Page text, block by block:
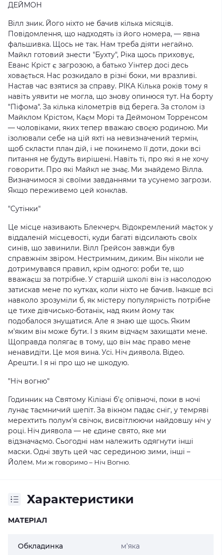
ДЕЙМОН
Вілл зник. Його ніхто не бачив кілька місяців.
Повідомлення, що надходять із його номера, — явна
фальшивка. Щось не так. Нам треба діяти негайно.
Майкл готовий знести "Бухту", Ріка щось приховує,
Еванс Кріст є загрозою, а батько Уінтер досі десь
ховається. Нас розкидало в різні боки, ми вразливі.
Настав час взятися за справу. РІКА Кілька років тому я
навіть уявити не могла, що знову опинюся тут. На борту
"Піфома". За кілька кілометрів від берега. За столом із
Майклом Крістом, Каєм Морі та Деймоном Торренсом
— чоловіками, яких тепер вважаю своєю родиною. Ми
ізолювали себе на цій яхті на невизначений термін,
щоб скласти план дій, і не покинемо її доти, доки всі
питання не будуть вирішені. Навіть ті, про які я не хочу
говорити. Про які Майкл не знає. Ми знайдемо Вілла.
Визначимося зі своїми завданнями та усунемо загрози.
Якщо переживемо цей конклав.
"Сутінки"
Це місце називають Блекчерч. Відокремлений маєток у
віддаленій місцевості, куди багаті відсилають своїх
синів, що завинили. Вілл Грейсон завжди був
справжнім звіром. Нестримним, диким. Він ніколи не
дотримувався правил, крім одного: роби те, що
вважаєш за потрібне. У старшій школі він із насолодою
затискав мене по кутках, коли ніхто не бачив. Інакше всі
навколо зрозуміли б, як містеру популярність потрібне
це тихе дівчисько-ботанік, над яким йому так
подобалося знущатися. Але я знаю ще щось. Яким
м'яким він може бути. І з яким відчаєм захищати мене.
Щоправда полягає в тому, що він має право мене
ненавидіти. Це моя вина. Усі. Ніч диявола. Відео.
Арешти. І я ні про що не шкодую.
"Ніч вогню"
Годинник на Святому Кіліані б'є опівночі, поки в ночі
лунає таємничий шепіт. За вікном падає сніг, у темряві
мерехтить полум'я свічок, висвітлюючи найдовшу ніч у
році. Ніч диявола — не єдине свято, яке ми
відзначаємо. Сьогодні нам належить одягнути інші
маски. Одні звуть цей час серединою зими, інші –
Йолем. Ми ж говоримо – Ніч Вогню.
Характеристики
МАТЕРІАЛ
Обкладинка м'яка